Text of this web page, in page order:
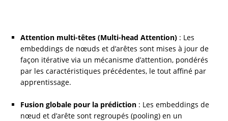
Attention multi-têtes (Multi-head Attention) : Les
embeddings de nœuds et d’arêtes sont mises à jour de
façon itérative via un mécanisme d’attention, pondérés
par les caractéristiques précédentes, le tout affiné par
apprentissage.
Fusion globale pour la prédiction : Les embeddings de
nœud et d’arête sont regroupés (pooling) en un